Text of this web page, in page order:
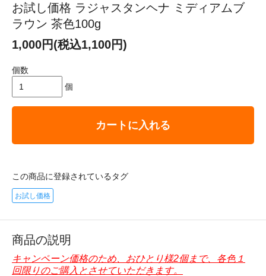
お試し価格 ラジャスタンヘナ ミディアムブ
ラウン 茶色100g
1,000円(税込1,100円)
個数
個
カートに入れる
この商品に登録されているタグ
お試し価格
商品の説明
キャンペーン価格のため、おひとり様2個まで、各色１
回限りのご購入とさせていただきます。